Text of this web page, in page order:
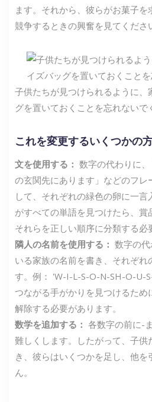
ます。それから、彼らがお菓子
競争するときの興奮を見てくださ
子供たちが見つけられるように、
グを置いておくことを忘れないで
これを変更するいくつかの
文を使用する： 数字の代わりに
の玄関先にあります」などのフレ
して、それぞれの緑色の卵に一
がすべての単語を見つけたら、賞
それらを正しい順序に分類する必
隣人の名前を使用する： 数字の
いる家族の名前を書き、それぞれ
す。例： 'W-I-L-S-O-N-SH-O-U-
つながる手がかりを見つけるた
解除する必要があります。
数学を追加する： 各数字の前に-
難しくします。したがって、子供
き、彼らはいくつかを足し、他
ん。